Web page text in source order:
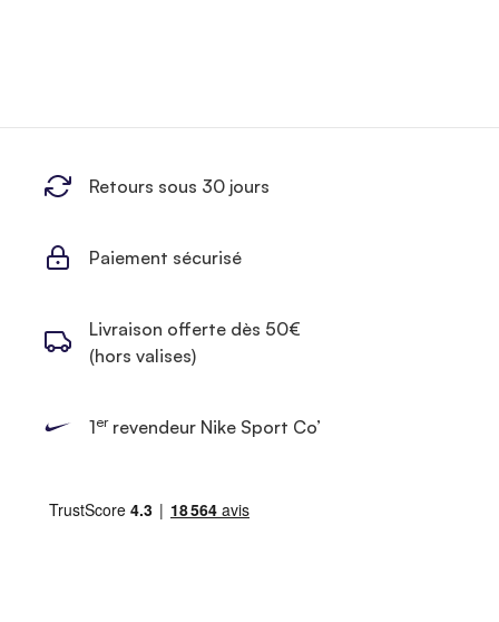
Retours sous 30 jours
Paiement sécurisé
Livraison offerte dès 50€
(hors valises)
1errevendeur Nike Sport Co’